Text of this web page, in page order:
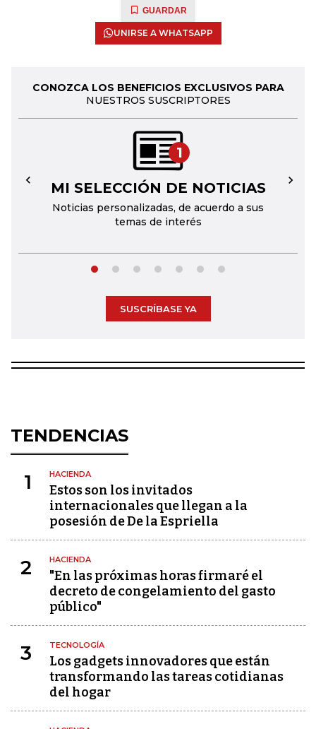
GUARDAR
UNIRSE A WHATSAPP
CONOZCA LOS BENEFICIOS EXCLUSIVOS PARA
NUESTROS SUSCRIPTORES
1
MI SELECCIÓN DE NOTICIAS
Noticias personalizadas, de acuerdo a sus
temas de interés
← →
SUSCRÍBASE YA
TENDENCIAS
1 HACIENDA
Estos son los invitados
internacionales que llegan a la
posesión de De la Espriella
2 HACIENDA
"En las próximas horas firmaré el
decreto de congelamiento del gasto
público"
3 TECNOLOGÍA
Los gadgets innovadores que están
transformando las tareas cotidianas
del hogar